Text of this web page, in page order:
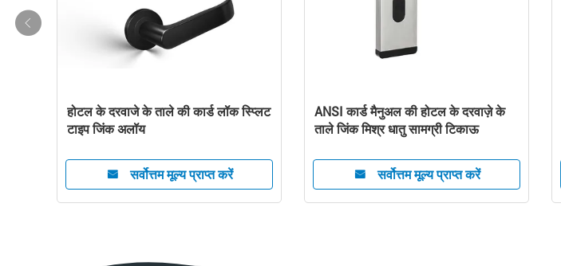
यूरोपियन स्टैंडर्ड होटल डोर लॉक्स जिंक
अलॉय एमएफ 1 कार्ड वाईफाई डोर लॉक्स
सर्वोत्तम मूल्य प्राप्त करें
रिमोट कंट्रोल होटल के दरवाजे ताले OEM
सेवा स्मार्ट वाईफ़ाई ऑनलाइन एपीपी के साथ
सर्वोत्तम मूल्य प्राप्त करें